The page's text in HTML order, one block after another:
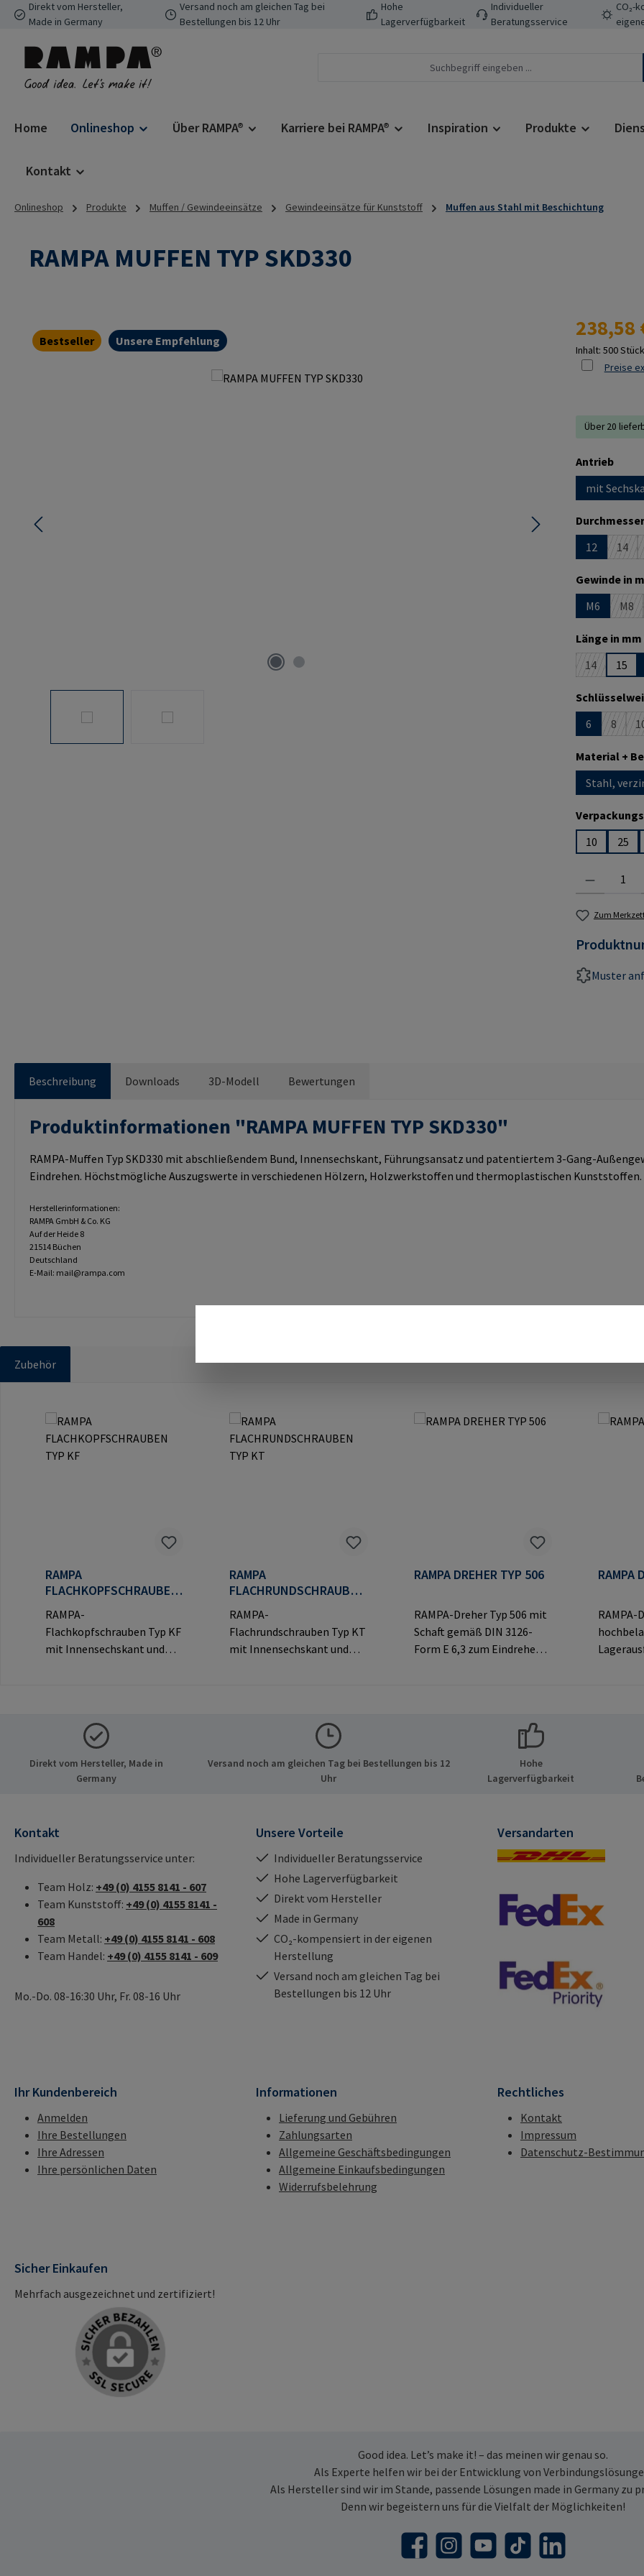
Hauptinhalt springen
Zur Suche springen
Zur Hauptnavigation springen
Direkt vom Hersteller,
Made in Germany
Versand noch am gleichen Tag bei
Bestellungen bis 12 Uhr
Hohe
Lagerverfügbarkeit
Individueller
Beratungsservice
CO₂-
Home Onlineshop Über RAMPA® Karriere bei RAMPA® Inspiration Produkte
Kontakt
Onlineshop Produkte Muffen / Gewindeeinsätze Gewindeeinsätze für Kunststoff Muffen aus Stahl mit Beschichtung
RAMPA MUFFEN TYP SKD330
Bestseller Unsere Empfehlung
Regulärer
238,58
Inhalt: 500 Stück
Preise
Über 20
Antrieb
mit
12
14
Gewinde in
M6
M8
Länge in mm
14
(Diese
15
6
8
(Diese
Material +
Stahl,
10
25
Zum
Muster
Beschreibung Downloads 3D-Modell Bewertungen
Produktinformationen "RAMPA MUFFEN TYP SKD330"
RAMPA-Muffen Typ SKD330 mit abschließendem Bund, Innensechskant, Führungsansatz und patentiertem 3-Gang-
Eindrehen. Höchstmögliche Auszugswerte in verschiedenen Hölzern, Holzwerkstoffen und thermoplastischen Kunststoffen.
Herstellerinformationen:
RAMPA GmbH & Co. KG
Auf der Heide 8
21514 Büchen
Deutschland
E-Mail: mail@rampa.com
Zubehör
RAMPA
FLACHKOPFSCHRAUBEN
RAMPA-
Flachkopfschrauben Typ KF
mit Innensechskant und
& Co. KG Auf der Heide 8
21514 Büchen Deutschland
E-Mail: mail@rampa.com
RAMPA
FLACHRUNDSCHRAUBEN
RAMPA-
Flachrundschrauben Typ KT
mit Innensechskant und
& Co. KG Auf der Heide 8
21514 Büchen Deutschland
E-Mail: mail@rampa.com
RAMPA DREHER TYP 506
RAMPA-Dreher Typ 506 mit
Schaft gemäß DIN 3126-
Form E 6,3 zum Eindrehen
verwenden.Herstellerinfor
mationen: RAMPA GmbH &
Co. KG Auf der Heide 8 21514
Büchen Deutschland E-Mail:
RAMPA
RAMPA-
Co. KG
Direkt vom Hersteller, Made in
Germany
Versand noch am gleichen Tag bei Bestellungen bis 12
Uhr
Hohe
Lagerverfügbarkeit
Kontakt
Individueller Beratungsservice unter:
Team Holz: +49 (0) 4155 8141 - 607
Team Kunststoff: +49 (0) 4155 8141 -
608
Team Metall: +49 (0) 4155 8141 - 608
Team Handel: +49 (0) 4155 8141 - 609
Mo.-Do. 08-16:30 Uhr, Fr. 08-16 Uhr
Unsere Vorteile
Individueller Beratungsservice
Hohe Lagerverfügbarkeit
Direkt vom Hersteller
Made in Germany
CO₂-kompensiert in der eigenen
Herstellung
Versand noch am gleichen Tag bei
Bestellungen bis 12 Uhr
Versandarten
Ihr Kundenbereich
Anmelden
Ihre Bestellungen
Ihre Adressen
Ihre persönlichen Daten
Informationen
Lieferung und Gebühren
Zahlungsarten
Allgemeine Geschäftsbedingungen
Allgemeine Einkaufsbedingungen
Widerrufsbelehrung
Rechtliches
Kontakt
Impressum
Datenschutz-
Sicher Einkaufen
Mehrfach ausgezeichnet und zertifiziert!
Good idea. Let’s make it! – das meinen wir genau so.
Als Experte helfen wir bei der Entwicklung von
Als Hersteller sind wir im Stande, passende Lösungen made in Germany zu
Denn wir begeistern uns für die Vielfalt der Möglichkeiten!
FacebookInstagramYouTubeTikTok LinkedIn